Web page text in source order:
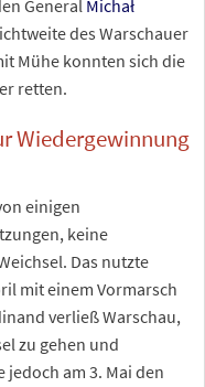
General Michał
des Warschauer
Mühe konnten sich die
retten.
Wiedergewinnung
einigen
keine
Das nutzte
mit einem Vormarsch
verließ Warschau,
zu gehen und
am 3. Mai den